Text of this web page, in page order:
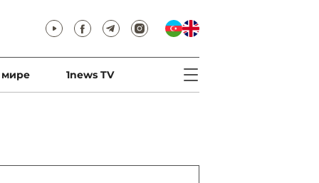
мире 1news TV